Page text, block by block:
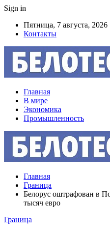
Sign in
Пятница, 7 августа, 2026
Контакты
Главная
В мире
Экономика
Промышленность
Главная
Граница
Белорус оштрафован в
тысяч евро
Граница